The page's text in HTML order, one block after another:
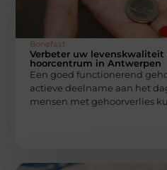
Bonefast
Verbeter uw levenskwaliteit
hoorcentrum in Antwerpen
Een goed functionerend
actieve deelname aan het
mensen met gehoorverlies